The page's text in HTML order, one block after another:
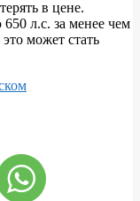
в цене.
л.с. за менее чем
может стать